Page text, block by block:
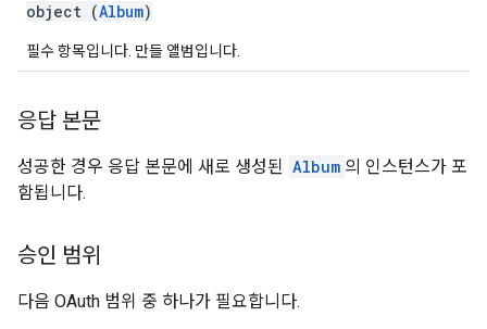
object (Album)
필수 항목입니다. 만들 앨범입니다.
응답 본문
성공한 경우 응답 본문에 새로 생성된 Album 의 인스턴스가 포
함됩니다.
승인 범위
다음 OAuth 범위 중 하나가 필요합니다.